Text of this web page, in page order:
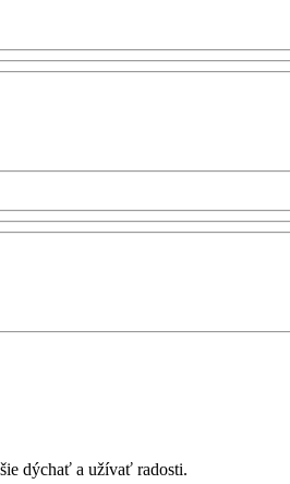
dýchať a užívať radosti.